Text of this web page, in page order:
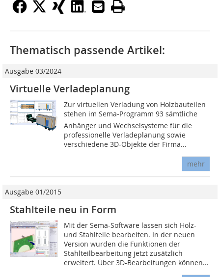
Thematisch passende Artikel:
Ausgabe 03/2024
Virtuelle Verladeplanung
Zur virtuellen Verladung von Holzbauteilen
stehen im Sema-Programm 93 sämtliche
Anhänger und Wechselsysteme für die
professionelle Verladeplanung sowie
verschiedene 3D-Objekte der Firma...
mehr
Ausgabe 01/2015
Stahlteile neu in Form
Mit der Sema-Software lassen sich Holz-
und Stahlteile bearbeiten. In der neuen
Version wurden die Funktionen der
Stahlteilbearbeitung jetzt zusätzlich
erweitert. Über 3D-Bearbeitungen können...